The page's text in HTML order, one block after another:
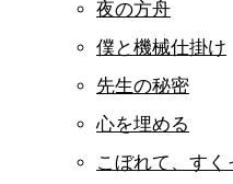
夜の方舟
僕と機械仕掛け
先生の秘密
心を埋める
こぼれて、すく